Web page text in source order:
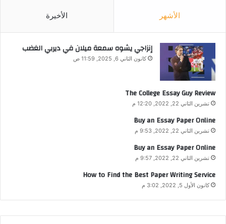
الأشهر الأخيرة
إنزاجي يشوه سمعة ميلان في ديربي الغضب
كانون الثاني 6, 2025, 11:59 ص
The College Essay Guy Review
تشرين الثاني 22, 2022, 12:20 م
Buy an Essay Paper Online
تشرين الثاني 22, 2022, 9:53 م
Buy an Essay Paper Online
تشرين الثاني 22, 2022, 9:57 م
How to Find the Best Paper Writing Service
كانون الأول 5, 2022, 3:02 م